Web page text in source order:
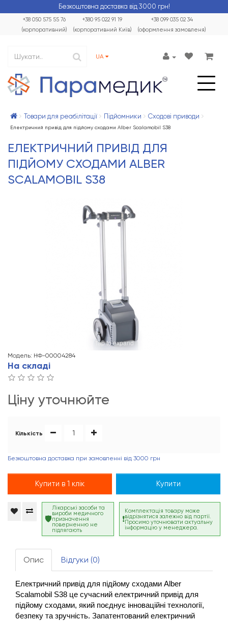
Безкоштовна доставка від 3000 грн!
+38 099 035 02 34
(оформлення замовленя)
+38 050 575 55 76
(корпоративний)
+380 95 022 91 19
(корпоративний Київ)
UA
Товари для реабілітації Підйомники Сходові приводи
Електричний привід для підйому сходами Alber Scalamobil S38
ЕЛЕКТРИЧНИЙ ПРИВІД ДЛЯ
ПІДЙОМУ СХОДАМИ ALBER
SCALAMOBIL S38
Tap to expand
Модель: НФ-00004284
На складі
Ціну уточнюйте
Кількість
Безкоштовна доставка при замовленні від 3000 грн
Купити в 1 клік Купити
Лікарські засоби та
вироби медичного
призначення
поверненню не
підлягають
Комплектація товару може
відрізнятися залежно від партії.
Просимо уточнювати актуальну
інформацію у менеджера.
Опис Відгуки (0)
Електричний привід для підйому сходами Alber
Scalamobil S38 це сучасний електричний привід для
підйому сходами, який поєднує інноваційні технології,
безпеку та зручність. Запатентований електричний